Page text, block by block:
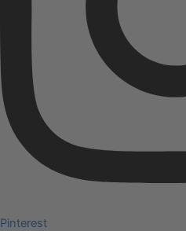
Pinterest